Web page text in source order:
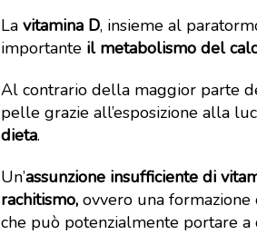
La vitamina D, insieme al
importante il metabolismo del
Al contrario della maggior parte
pelle grazie all’esposizione alla
dieta.
Un’assunzione insufficiente di
rachitismo, ovvero una formazione
che può potenzialmente portare